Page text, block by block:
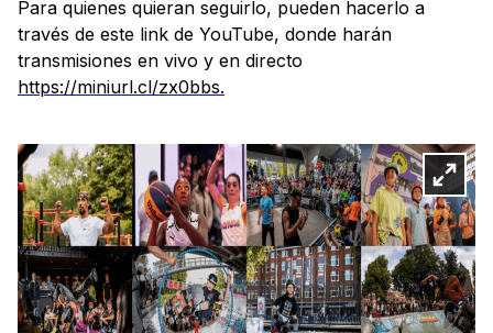
Para quienes quieran seguirlo, pueden hacerlo a
través de este link de YouTube, donde harán
transmisiones en vivo y en directo
https://miniurl.cl/zx0bbs.